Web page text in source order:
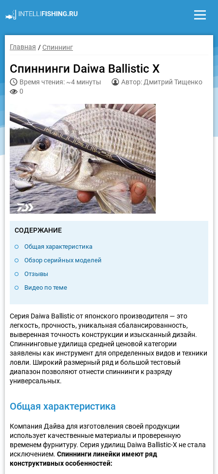
Главная Спиннинг
Спиннинги Daiwa Ballistic X
Время чтения: ~4 минуты
Автор: Дмитрий Тищенко
0
СОДЕРЖАНИЕ
Общая характеристика
Обзор серийных моделей
Отзывы
Видео по теме
Серия Daiwa Ballistic от японского производителя — это
легкость, прочность, уникальная сбалансированность,
выверенная точность конструкции и изысканный дизайн.
Спиннинговые удилища средней ценовой категории
заявлены как инструмент для определенных видов и техники
ловли. Широкий размерный ряд и большой тестовый
диапазон позволяют отнести спиннинги к разряду
универсальных.
Общая характеристика
Компания Дайва для изготовления своей продукции
использует качественные материалы и проверенную
временем фурнитуру. Серия удилищ Daiwa Ballistic-X не стала
исключением. Спиннинги линейки имеют ряд
конструктивных особенностей: